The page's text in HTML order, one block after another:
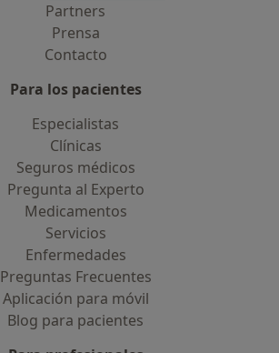
Partners
Prensa
Contacto
Para los pacientes
Especialistas
Clínicas
Seguros médicos
Pregunta al Experto
Medicamentos
Servicios
Enfermedades
Preguntas Frecuentes
Aplicación para móvil
Blog para pacientes